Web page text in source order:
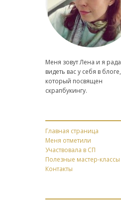
Меня зовут Лена и я рада
видеть вас у себя в блоге,
который посвящен
скрапбукингу.
Главная страница
Меня отметили
Участвовала в СП
Полезные мастер-классы
Контакты